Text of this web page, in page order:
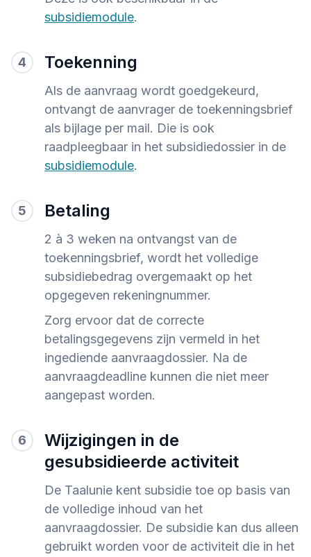
subsidiemodule.
4 Toekenning
Als de aanvraag wordt goedgekeurd,
ontvangt de aanvrager de toekenningsbrief
als bijlage per mail. Die is ook
raadpleegbaar in het subsidiedossier in de
subsidiemodule.
5 Betaling
2 à 3 weken na ontvangst van de
toekenningsbrief, wordt het volledige
subsidiebedrag overgemaakt op het
opgegeven rekeningnummer.
Zorg ervoor dat de correcte
betalingsgegevens zijn vermeld in het
ingediende aanvraagdossier. Na de
aanvraagdeadline kunnen die niet meer
aangepast worden.
6
Wijzigingen in de
gesubsidieerde activiteit
De Taalunie kent subsidie toe op basis van
de volledige inhoud van het
aanvraagdossier. De subsidie kan dus alleen
gebruikt worden voor de activiteit die in het